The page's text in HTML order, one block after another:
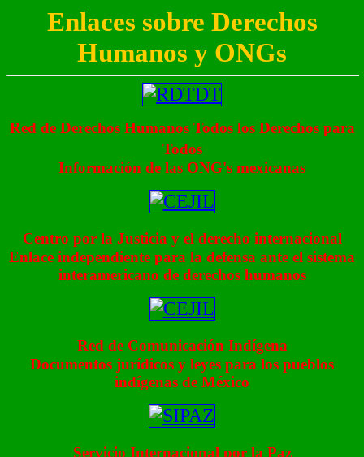
Enlaces sobre Derechos
Humanos y ONGs
Red de Derechos Humanos Todos los Derechos para
Todos
Información de las ONG's mexicanas
Centro por la Justicia y el derecho internacional
Enlace independiente para la defensa ante el sistema
interamericano de derechos humanos
Red de Comunicación Indígena
Documentos jurídicos y leyes para los pueblos
indígenas de México
Servicio Internacional por la Paz